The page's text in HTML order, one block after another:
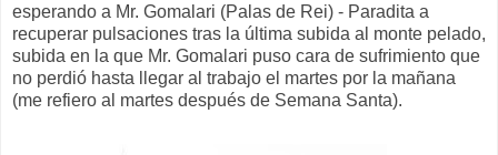
esperando a Mr. Gomalari (Palas de Rei) - Paradita a
recuperar pulsaciones tras la última subida al monte pelado,
subida en la que Mr. Gomalari puso cara de sufrimiento que
no perdió hasta llegar al trabajo el martes por la mañana
(me refiero al martes después de Semana Santa).